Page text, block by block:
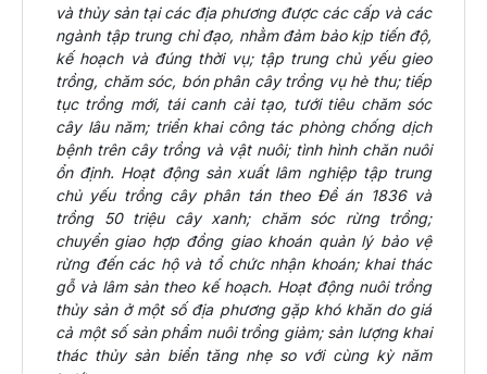
và thủy sản tại các địa phương được các cấp và các
ngành tập trung chỉ đạo, nhằm đảm bảo kịp tiến độ,
kế hoạch và đúng thời vụ; tập trung chủ yếu gieo
trồng, chăm sóc, bón phân cây trồng vụ hè thu; tiếp
tục trồng mới, tái canh cải tạo, tưới tiêu chăm sóc
cây lâu năm; triển khai công tác phòng chống dịch
bệnh trên cây trồng và vật nuôi; tình hình chăn nuôi
ổn định. Hoạt động sản xuất lâm nghiệp tập trung
chủ yếu trồng cây phân tán theo Đề án 1836 và
trồng 50 triệu cây xanh; chăm sóc rừng trồng;
chuyển giao hợp đồng giao khoán quản lý bảo vệ
rừng đến các hộ và tổ chức nhận khoán; khai thác
gỗ và lâm sản theo kế hoạch. Hoạt động nuôi trồng
thủy sản ở một số địa phương gặp khó khăn do giá
cả một số sản phẩm nuôi trồng giảm; sản lượng khai
thác thủy sản biển tăng nhẹ so với cùng kỳ năm